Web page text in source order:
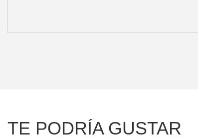
TE PODRÍA GUSTAR